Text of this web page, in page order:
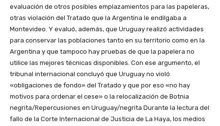
evaluación de otros posibles emplazamientos para las papeleras,
otras violación del Tratado que la Argentina le endilgaba a
Montevideo. Y evaluó, además, que Uruguay realizó actividades
para conservar las poblaciones tanto en su territorio como en la
Argentina y que tampoco hay pruebas de que la papelera no
utilice las mejores técnicas disponibles. Con ese argumento, el
tribunal internacional concluyó que Uruguay no violó
«obligaciones de fondo» del Tratado y que por eso «no hay
motivos para ordenar el cese» o la relocalización de Botnia
negrita/Repercusiones en Uruguay/negrita Durante la lectura del
fallo de la Corte Internacional de Justicia de La Haya, los medios